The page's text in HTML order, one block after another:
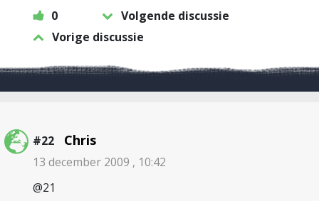
0
Volgende discussie
Vorige discussie
#22 Chris
13 december 2009 , 10:42
@21